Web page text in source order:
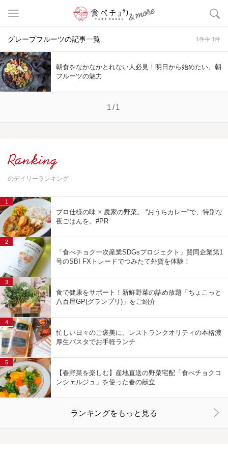
グレープフルーツの記事一覧 1件中 1件
朝食をなかなかとれない人必見！明日から始めたい、朝
フルーツの魅力
1/1
Ranking
のデイリーランキング
プロ仕様の味 × 農家の野菜。 “おうちカレー”で、特別な
夜ごはんを。#PR
1
「食べチョク一次産業SDGsプロジェクト」賛同企業第1
号のSBI FXトレードでつみたて外貨を体験！
2
食で健康をサポート！新鮮野菜の詰め放題「ちょこっと
八百屋GP(グランプリ)」をご紹介
3
忙しい日々のご褒美に。レストランクオリティの本格濃
厚生パスタでお手軽ランチ
4
【春野菜を楽しむ】産地直送の野菜宅配「食べチョクコ
ンシェルジュ」を使った春の献立
5
ランキングをもっと見る